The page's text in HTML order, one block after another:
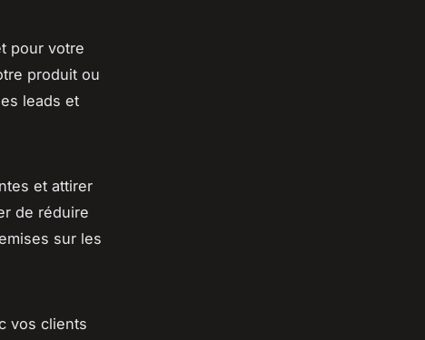
pour votre
produit ou
leads et
et attirer
de réduire
sur les
vos clients